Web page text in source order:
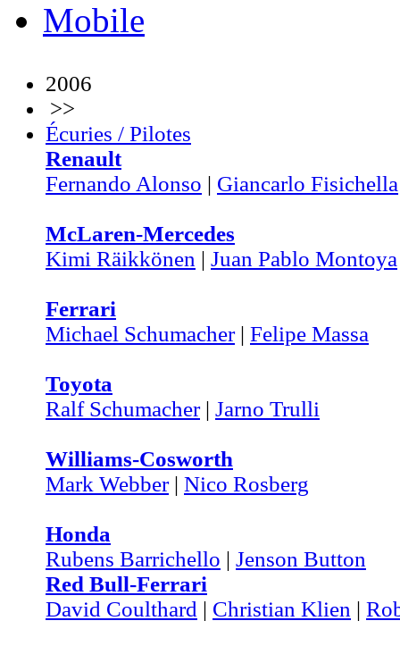
Mobile
2006
>>
Écuries / Pilotes
Renault
Fernando Alonso | Giancarlo Fisichella
McLaren-Mercedes
Kimi Räikkönen | Juan Pablo Montoya
Ferrari
Michael Schumacher| Felipe Massa
Toyota
Ralf Schumacher| Jarno Trulli
Williams-Cosworth
Mark Webber| Nico Rosberg
Honda
Rubens Barrichello | Jenson Button
Red Bull-Ferrari
David Coulthard | Christian Klien |